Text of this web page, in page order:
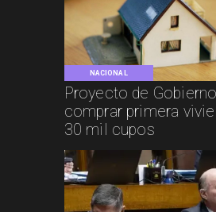
NACIONAL
Proyecto de
comprar primera
30 mil cupos